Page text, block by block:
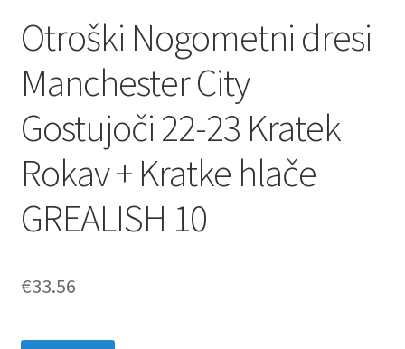
Otroški Nogometni dresi
Manchester City
Gostujoči 22-23 Kratek
Rokav + Kratke hlače
GREALISH 10
€33.56